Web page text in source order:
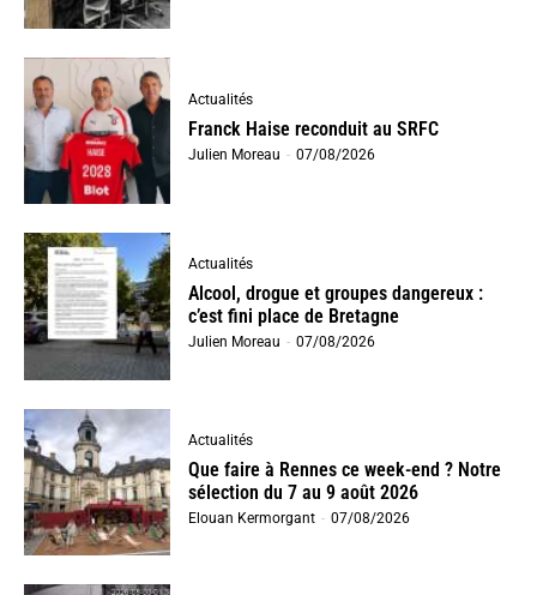
Actualités
Franck Haise reconduit au SRFC
Julien Moreau - 07/08/2026
Actualités
Alcool, drogue et groupes dangereux :
c’est fini place de Bretagne
Julien Moreau - 07/08/2026
Actualités
Que faire à Rennes ce week-end ? Notre
sélection du 7 au 9 août 2026
Elouan Kermorgant - 07/08/2026